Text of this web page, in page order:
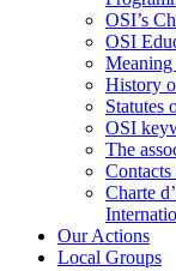
OSI’s
OSI
History
Statutes
OSI
The
Charte
Our Actions
Local Groups